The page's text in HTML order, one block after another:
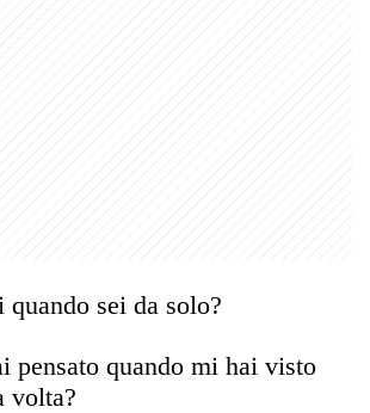
quando sei da solo?
pensato quando mi hai visto
volta?